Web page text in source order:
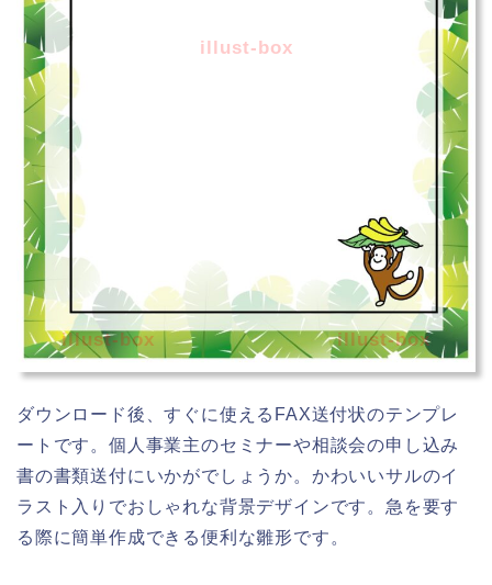
illust-box
illust-box illust-box
ダウンロード後、すぐに使えるFAX送付状のテンプレ
ートです。個人事業主のセミナーや相談会の申し込み
書の書類送付にいかがでしょうか。かわいいサルのイ
ラスト入りでおしゃれな背景デザインです。急を要す
る際に簡単作成できる便利な雛形です。